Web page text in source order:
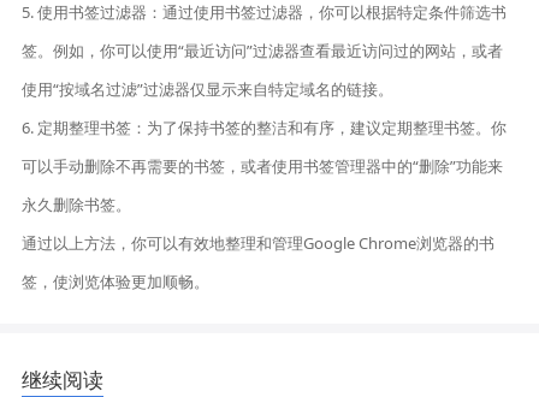
5. 使用书签过滤器：通过使用书签过滤器，你可以根据特定条件筛选书
签。例如，你可以使用“最近访问”过滤器查看最近访问过的网站，或者
使用“按域名过滤”过滤器仅显示来自特定域名的链接。
6. 定期整理书签：为了保持书签的整洁和有序，建议定期整理书签。你
可以手动删除不再需要的书签，或者使用书签管理器中的“删除”功能来
永久删除书签。
通过以上方法，你可以有效地整理和管理Google Chrome浏览器的书
签，使浏览体验更加顺畅。
继续阅读